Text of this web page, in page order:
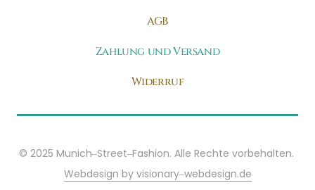
AGB
Zahlung und Versand
Widerruf
© 2025 Munich‒Street‒Fashion. Alle Rechte vorbehalten.
Webdesign by visionary‒webdesign.de